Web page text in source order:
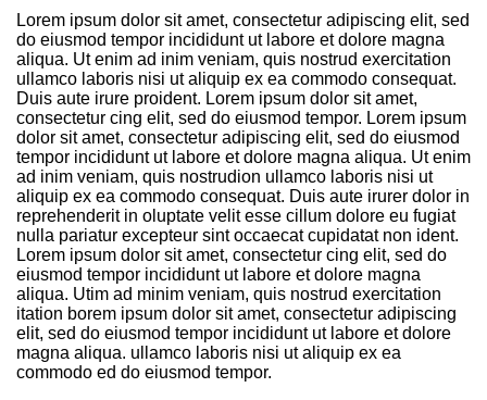
Lorem ipsum dolor sit amet, consectetur adipiscing elit, sed
do eiusmod tempor incididunt ut labore et dolore magna
aliqua. Ut enim ad inim veniam, quis nostrud exercitation
ullamco laboris nisi ut aliquip ex ea commodo consequat.
Duis aute irure proident. Lorem ipsum dolor sit amet,
consectetur cing elit, sed do eiusmod tempor. Lorem ipsum
dolor sit amet, consectetur adipiscing elit, sed do eiusmod
tempor incididunt ut labore et dolore magna aliqua. Ut enim
ad inim veniam, quis nostrudion ullamco laboris nisi ut
aliquip ex ea commodo consequat. Duis aute irurer dolor in
reprehenderit in oluptate velit esse cillum dolore eu fugiat
nulla pariatur excepteur sint occaecat cupidatat non ident.
Lorem ipsum dolor sit amet, consectetur cing elit, sed do
eiusmod tempor incididunt ut labore et dolore magna
aliqua. Utim ad minim veniam, quis nostrud exercitation
itation borem ipsum dolor sit amet, consectetur adipiscing
elit, sed do eiusmod tempor incididunt ut labore et dolore
magna aliqua. ullamco laboris nisi ut aliquip ex ea
commodo ed do eiusmod tempor.
Log In
Username or email address *